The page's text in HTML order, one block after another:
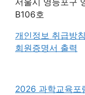
B106호
개인정보 취급방침
회원증명서 출력
2026 과학교육포